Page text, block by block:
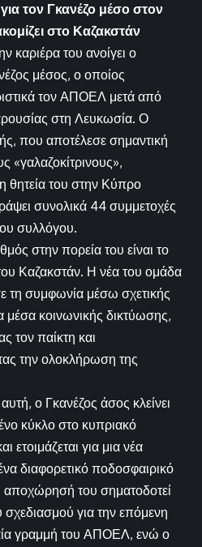
για τον Γκανέζο μέσο στον
στο Καζακστάν
καριέρα του ανοίγει ο
μέσος, ο οποίος
τον ΑΠΟΕΛ μετά από
στη Λευκωσία. Ο
που αποτέλεσε σημαντική
«γαλαζοκίτρινους»,
θητεία του στην Κύπρο
συνολικά 44 συμμετοχές
συλλόγου.
στην πορεία του είναι το
Καζακστάν. Η νέα του ομάδα
τη συμφωνία μέσω σχετικής
μέσα κοινωνικής δικτύωσης,
τον παίκτη και
την ολοκλήρωση της
ο Γκανέζος άσος κλείνει
κύκλο στο κυπριακό
ετοιμάζεται για μια νέα
διαφορετικό ποδοσφαιρικό
αποχώρησή του σηματοδοτεί
σχεδιασμού για την επόμενη
γραμμή του ΑΠΟΕΛ, ενώ ο